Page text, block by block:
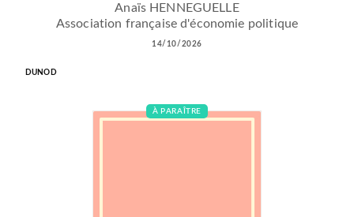
Anaïs HENNEGUELLE
Association française d'économie politique
14/10/2026
DUNOD
À PARAÎTRE